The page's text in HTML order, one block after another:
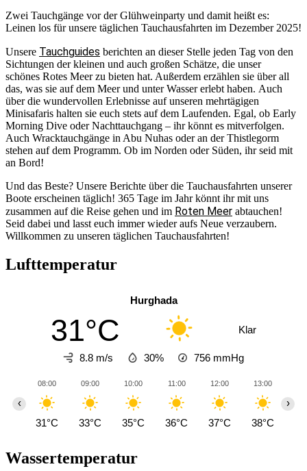
Zwei Tauchgänge vor der Glühweinparty und damit heißt es:
Leinen los für unsere täglichen Tauchausfahrten im Dezember 2025!
Unsere Tauchguides berichten an dieser Stelle jeden Tag von den
Sichtungen der kleinen und auch großen Schätze, die unser
schönes Rotes Meer zu bieten hat. Außerdem erzählen sie über all
das, was sie auf dem Meer und unter Wasser erlebt haben. Auch
über die wundervollen Erlebnisse auf unseren mehrtägigen
Minisafaris halten sie euch stets auf dem Laufenden. Egal, ob Early
Morning Dive oder Nachttauchgang – ihr könnt es mitverfolgen.
Auch Wracktauchgänge in Abu Nuhas oder an der Thistlegorm
stehen auf dem Programm. Ob im Norden oder Süden, ihr seid mit
an Bord!
Und das Beste? Unsere Berichte über die Tauchausfahrten unserer
Boote erscheinen täglich! 365 Tage im Jahr könnt ihr mit uns
zusammen auf die Reise gehen und im Roten Meer abtauchen!
Seid dabei und lasst euch immer wieder aufs Neue verzaubern.
Willkommen zu unseren täglichen Tauchausfahrten!
Lufttemperatur
Hurghada
31°C Klar
8.8 m/s 30% 756 mmHg
08:00
31°C
09:00
33°C
10:00
35°C
11:00
36°C
12:00
37°C
13:00
38°C
‹ ›
Wassertemperatur